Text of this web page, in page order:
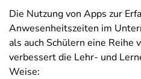
Die Nutzung von Apps zur
Anwesenheitszeiten im
als auch Schülern eine Reihe
verbessert die Lehr- und
Weise: